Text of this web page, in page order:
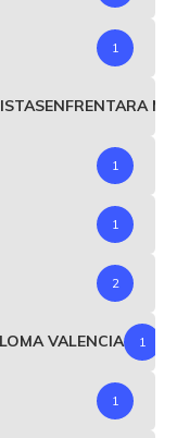
1
1
1
2
VALENCIA 1
1